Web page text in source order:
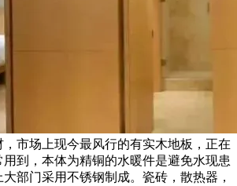
市场上现今最风行的有实木地板，正在
到，本体为精铜的水暖件是避免水现患
部门采用不锈钢制成。瓷砖，散热器，